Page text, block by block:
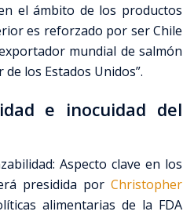
el ámbito de los productos
es reforzado por ser Chile
mundial de salmón
los Estados Unidos”.
e inocuidad del
Aspecto clave en los
presidida por Christopher
alimentarias de la FDA